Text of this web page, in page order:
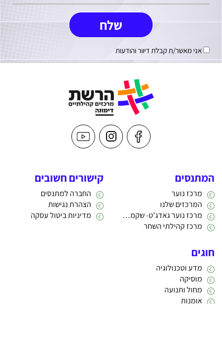
אני מאשר/ת קבלת דיוור והודעות
המתנסים
מרכז נוער
המרכזים שלנו
מרכז נוער גאדג'ט- שקמה 22
מרכז קהילתי השחר
קישורים חשובים
החברה למתנסים
הצהרת נגישות
מדיניות ביטול עסקה
חוגים
מדע וטכנולוגיה
מוסיקה
מחול ותנועה
אומנות